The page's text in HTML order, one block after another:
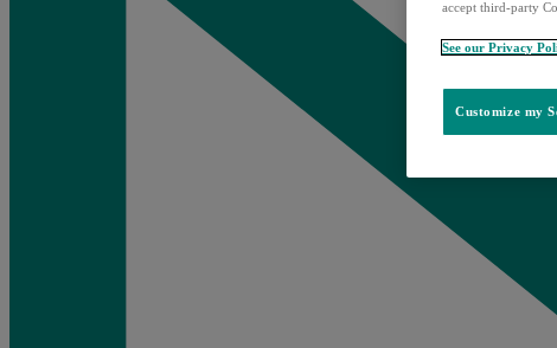
accept third-party
See our Privacy
Customize my